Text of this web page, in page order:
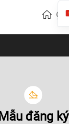
Mẫu đăng ký